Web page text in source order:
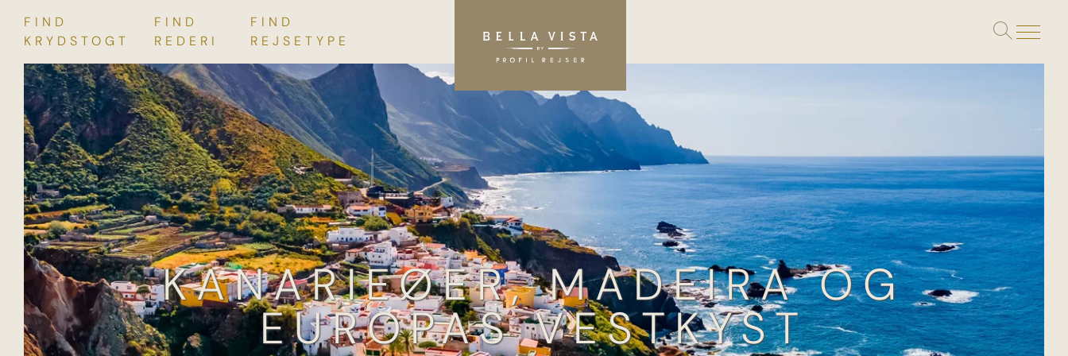
Skip
to
FIND
KRYDSTOGT
FIND
REDERI
FIND
REJSETYPE
Toggle
search
KANARIEØER, MADEIRA OG
EUROPAS VESTKYST